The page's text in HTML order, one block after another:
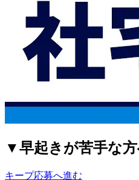
▼早起きが苦手な
キープ応募へ進む